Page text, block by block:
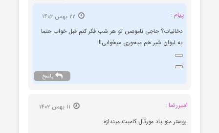
پیام :
دخانیات؟ حاجی ناموصن تو هر شب فکر کنم قبل خواب حتما
یه لیوان شیر هم میخوری میخوابی!!!
پاسخ
امیررضا :
پوستر منو یاد مورتال کامبت میندازه